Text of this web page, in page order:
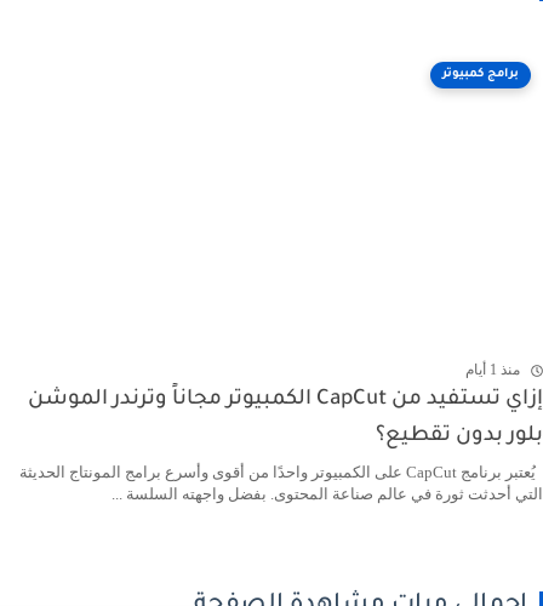
برامج كمبيوتر
منذ 1 أيام
إزاي تستفيد من CapCut الكمبيوتر مجاناً وترندر الموشن
بلور بدون تقطيع؟
يُعتبر برنامج CapCut على الكمبيوتر واحدًا من أقوى وأسرع برامج المونتاج الحديثة
التي أحدثت ثورة في عالم صناعة المحتوى. بفضل واجهته السلسة ...